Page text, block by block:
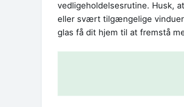
vedligeholdelsesrutine. Husk,
eller svært tilgængelige
glas få dit hjem til at fremstå